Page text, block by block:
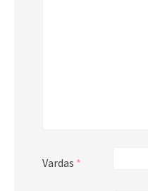
Vardas *